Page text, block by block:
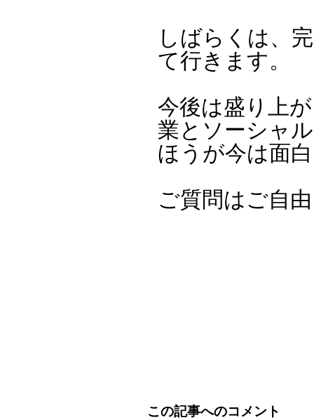
しばらくは、
て行きます。
今後は盛り上
業とソーシャ
ほうが今は面
ご質問はご自
この記事へのコメント